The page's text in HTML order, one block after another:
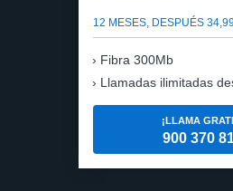
12 MESES, DESPUÉS
Fibra 300Mb
Llamadas ilimitadas
¡LLAMA
900 370